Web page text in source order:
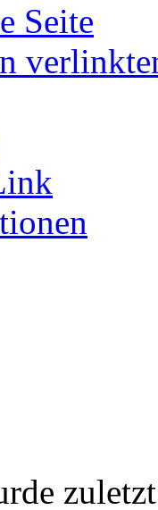
Seite